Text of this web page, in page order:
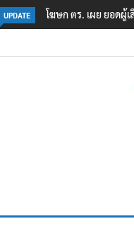
UPDATE นายกฯ ยอมรับเช็คเงิ